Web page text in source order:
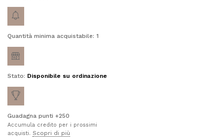
Quantità minima acquistabile: 1
Stato: Disponibile su ordinazione
Guadagna punti +250
Accumula credito per i prossimi
acquisti. Scopri di più